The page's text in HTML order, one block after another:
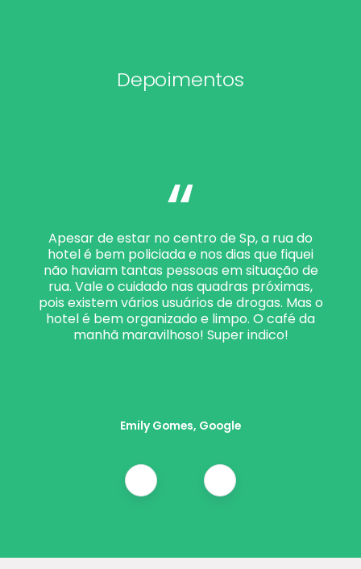
Depoimentos
“
Apesar de estar no centro de Sp, a rua do
hotel é bem policiada e nos dias que fiquei
não haviam tantas pessoas em situação de
rua. Vale o cuidado nas quadras próximas,
pois existem vários usuários de drogas. Mas o
hotel é bem organizado e limpo. O café da
manhã maravilhoso! Super indico!
Emily Gomes, Google